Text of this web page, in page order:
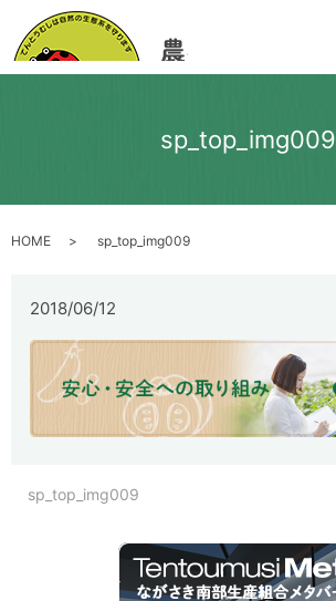
sp_top_img009
HOME sp_top_img009
2018/06/12
sp_top_img009